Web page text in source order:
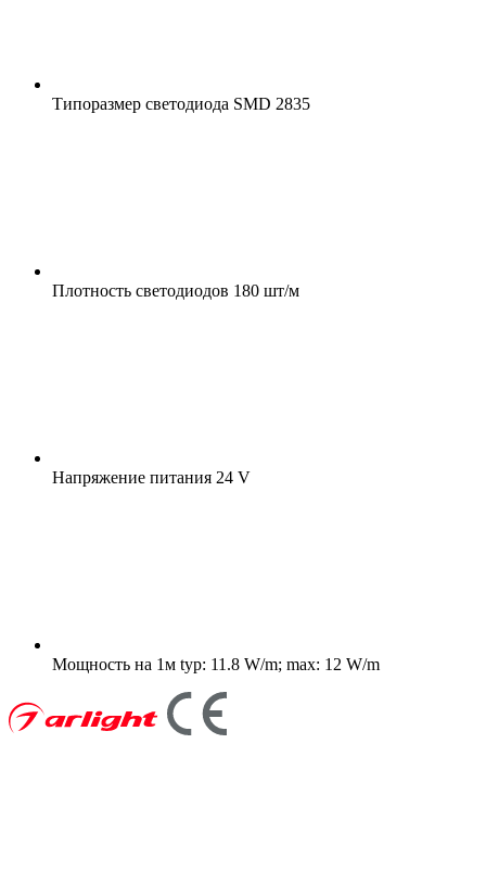
Типоразмер светодиода SMD 2835
Плотность светодиодов 180 шт/м
Напряжение питания 24 V
Мощность на 1м typ: 11.8 W/m; max: 12 W/m